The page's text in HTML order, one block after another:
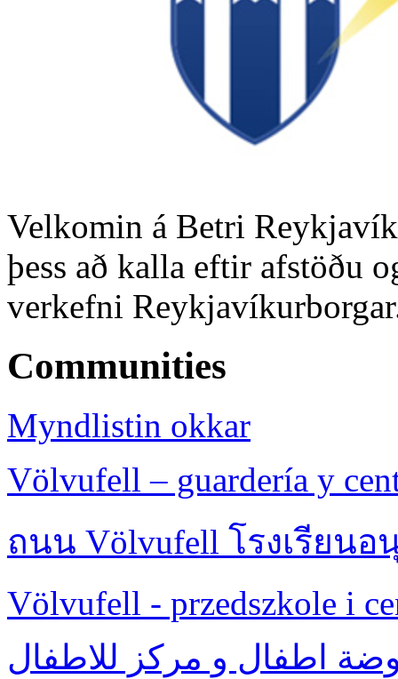
Velkomin á Betri
þess að kalla eftir afstöðu
verkefni
Communities
Myndlistin okkar
Völvufell – guardería y
ถนน Völvufell โรงเรียน
Völvufell - przedszkole i
اطفال و مرکز للاطفال